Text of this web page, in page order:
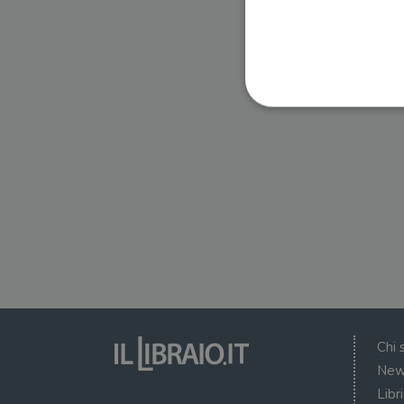
Chi
I cookie strettamente
wordpress_sec_[hash]
CookieScriptConsent